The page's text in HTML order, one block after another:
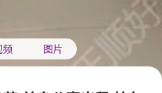
频 图片